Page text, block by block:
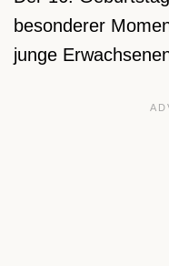
besonderer
junge